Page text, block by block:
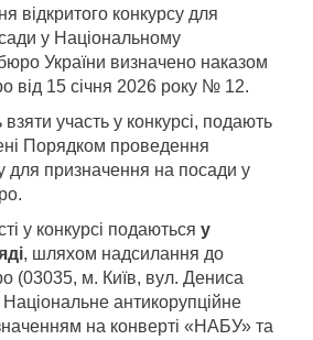
відкритого конкурсу для
у Національному
України визначено наказом
від 15 січня 2026 року № 12.
участь у конкурсі, подають
Порядком проведення
для призначення на посади у
у конкурсі подаютьсяу
, шляхом надсилання до
(03035, м. Київ, вул. Дениса
антикорупційне
на конверті «НАБУ» та